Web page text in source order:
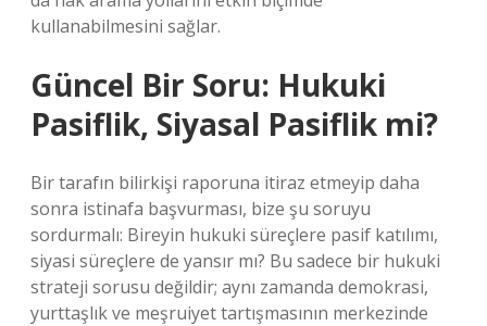
kullanabilmesini sağlar.
Güncel Bir Soru: Hukuki
Pasiflik, Siyasal Pasiflik mi?
Bir tarafın bilirkişi raporuna itiraz etmeyip daha
sonra istinafa başvurması, bize şu soruyu
sordurmalı: Bireyin hukuki süreçlere pasif katılımı,
siyasi süreçlere de yansır mı? Bu sadece bir hukuki
strateji sorusu değildir; aynı zamanda demokrasi,
yurttaşlık ve meşruiyet tartışmasının merkezinde